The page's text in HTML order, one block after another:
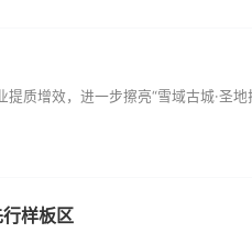
质增效，进一步擦亮“雪域古城·圣
样板区